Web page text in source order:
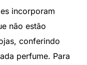
incorporam
não estão
conferindo
perfume. Para